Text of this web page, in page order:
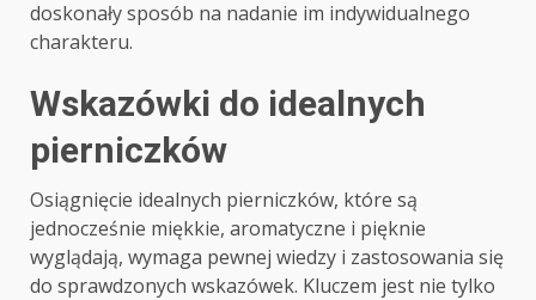
doskonały sposób na nadanie im indywidualnego
charakteru.
Wskazówki do idealnych
pierniczków
Osiągnięcie idealnych pierniczków, które są
jednocześnie miękkie, aromatyczne i pięknie
wyglądają, wymaga pewnej wiedzy i zastosowania się
do sprawdzonych wskazówek. Kluczem jest nie tylko